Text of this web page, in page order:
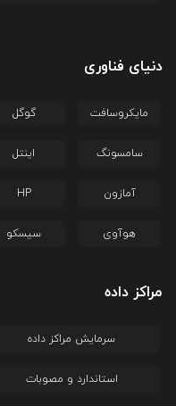
دنیای فناوری
مایکروسافت گوگل
سامسونگ اینتل
آمازون HP
هوآوی سیسکو
مراکز داده
سرمایش مراکز داده
استاندارد و مصوبات